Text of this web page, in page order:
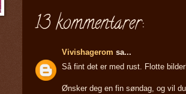
13 kommentarer:
Vivishagerom sa...
Så fint det er med rust. Flotte
Ønsker deg en fin søndag, og vil